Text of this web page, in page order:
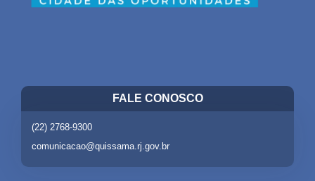
FALE CONOSCO
(22) 2768-9300
comunicacao@quissama.rj.gov.br